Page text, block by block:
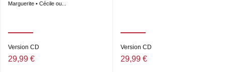
Marguerite • Cécile ou...
Version CD
29,99 €
Version CD
29,99 €